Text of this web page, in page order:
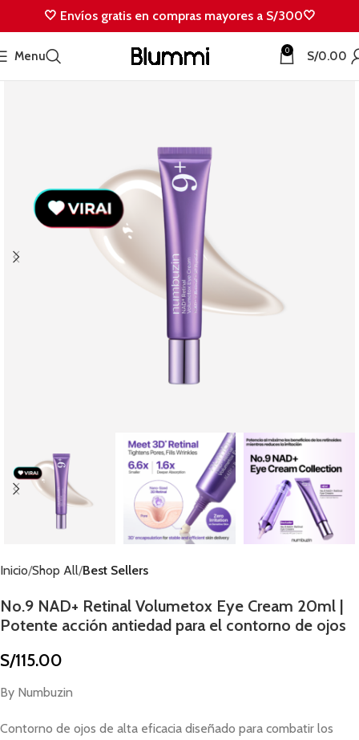
🤍 Envíos gratis en compras mayores a S/300🤍
Menu 0 S/0.00
Inicio Shop All Best Sellers
No.9 NAD+ Retinal Volumetox Eye Cream 20ml |
Potente acción antiedad para el contorno de ojos
S/115.00
By Numbuzin
Contorno de ojos de alta eficacia diseñado para combatir los